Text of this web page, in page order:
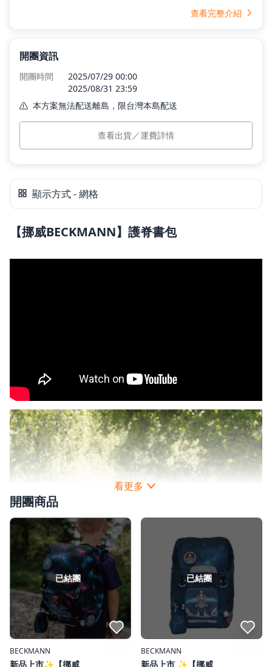
護脊鋁片，有效轉移書包重量，適合孩子貼身背負！ 拿起來真
本、玩具（當然還有小秘密）全都塞得下～分層設計不打架，
能讓車輛注意到孩子，爸媽安心度加100分！ 同時內附專用防
雨套👍 ❣️顏值爆表！ 多款顏色好看到不行，設計也不是那種”
大人硬要可愛”的風格，是孩子真的會喜歡的款式！ （我家女
查看完整介紹
開團資訊
開團時間
2025/07/29 00:00
2025/08/31 23:59
本方案無法配送離島，限台灣本島配送
本島運費
$80(滿 $1,000 免運)
訂單付款完成後 10 個工作日內依訂單順序出貨。
查看出貨／運費詳情
顯示方式 - 網格
【挪威BECKMANN】護脊書包
開團商品
已結團
點我收藏
BECKMANN
新品上市✨【挪威
已結團
點我收藏
BECKMANN
新品上市 ✨【挪威